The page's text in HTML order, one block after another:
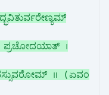
।
॥ (ಏವಂ